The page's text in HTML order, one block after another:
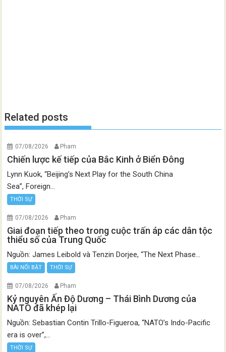
Related posts
07/08/2026 Pham
Chiến lược kế tiếp của Bắc Kinh ở Biển Đông
Lynn Kuok, “Beijing’s Next Play for the South China
Sea”, Foreign...
THỜI SỰ
07/08/2026 Pham
Giai đoạn tiếp theo trong cuộc trấn áp các dân tộc
thiểu số của Trung Quốc
Nguồn: James Leibold và Tenzin Dorjee, “The Next Phase...
BÀI NỔI BẬT THỜI SỰ
07/08/2026 Pham
Kỷ nguyên Ấn Độ Dương – Thái Bình Dương của
NATO đã khép lại
Nguồn: Sebastian Contin Trillo-Figueroa, “NATO’s Indo-Pacific
era is over”,...
THỜI SỰ